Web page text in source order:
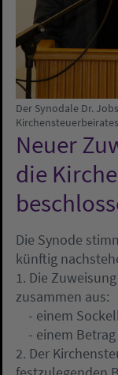
Der Synodale Dr.
Neuer
die
Die Synode
künftig
1. Die
zusammen aus:
- einem
- einem
2. Der